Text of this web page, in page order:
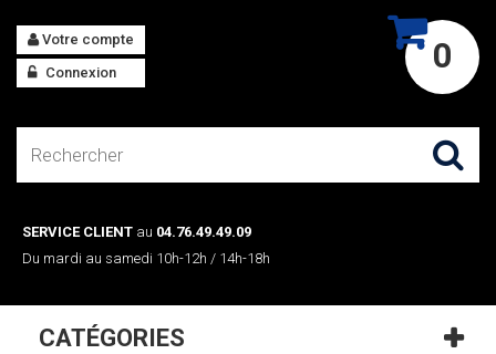
0
Votre compte
Connexion
SERVICE CLIENT au 04.76.49.49.09
Du mardi au samedi 10h-12h / 14h-18h
CATÉGORIES